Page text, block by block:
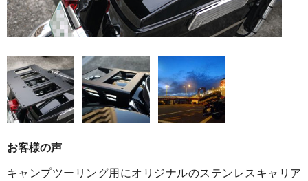
お客様の声
キャンプツーリング用にオリジナルのステンレスキャリア